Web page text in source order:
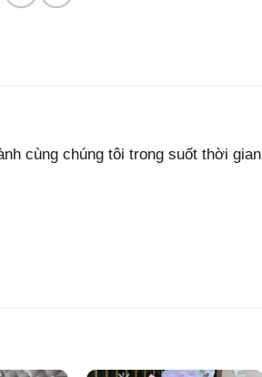
cùng chúng tôi trong suốt thời gian